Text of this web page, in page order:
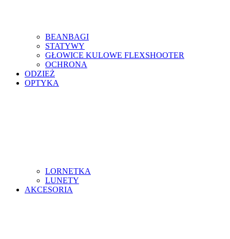
BEANBAGI
STATYWY
GŁOWICE KULOWE FLEXSHOOTER
OCHRONA
ODZIEŻ
OPTYKA
LORNETKA
LUNETY
AKCESORIA